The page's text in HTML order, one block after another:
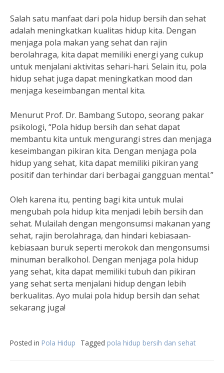
Salah satu manfaat dari pola hidup bersih dan sehat
adalah meningkatkan kualitas hidup kita. Dengan
menjaga pola makan yang sehat dan rajin
berolahraga, kita dapat memiliki energi yang cukup
untuk menjalani aktivitas sehari-hari. Selain itu, pola
hidup sehat juga dapat meningkatkan mood dan
menjaga keseimbangan mental kita.
Menurut Prof. Dr. Bambang Sutopo, seorang pakar
psikologi, “Pola hidup bersih dan sehat dapat
membantu kita untuk mengurangi stres dan menjaga
keseimbangan pikiran kita. Dengan menjaga pola
hidup yang sehat, kita dapat memiliki pikiran yang
positif dan terhindar dari berbagai gangguan mental.”
Oleh karena itu, penting bagi kita untuk mulai
mengubah pola hidup kita menjadi lebih bersih dan
sehat. Mulailah dengan mengonsumsi makanan yang
sehat, rajin berolahraga, dan hindari kebiasaan-
kebiasaan buruk seperti merokok dan mengonsumsi
minuman beralkohol. Dengan menjaga pola hidup
yang sehat, kita dapat memiliki tubuh dan pikiran
yang sehat serta menjalani hidup dengan lebih
berkualitas. Ayo mulai pola hidup bersih dan sehat
sekarang juga!
Posted in Pola Hidup Tagged pola hidup bersih dan sehat